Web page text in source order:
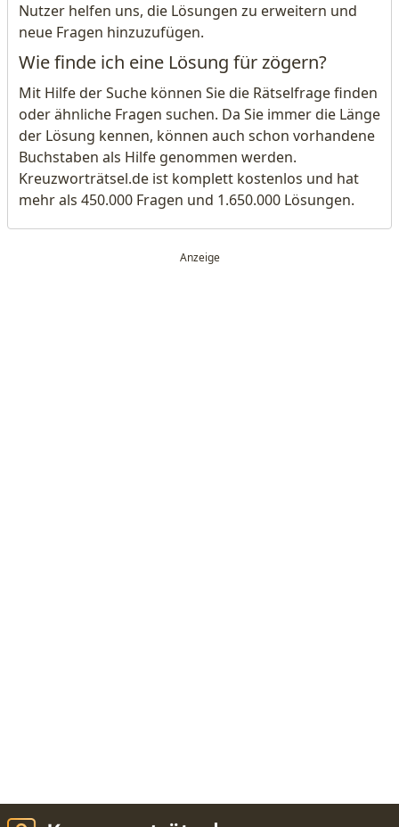
Nutzer helfen uns, die Lösungen zu erweitern und
neue Fragen hinzuzufügen.
Wie finde ich eine Lösung für zögern?
Mit Hilfe der Suche können Sie die Rätselfrage finden
oder ähnliche Fragen suchen. Da Sie immer die Länge
der Lösung kennen, können auch schon vorhandene
Buchstaben als Hilfe genommen werden.
Kreuzworträtsel.de ist komplett kostenlos und hat
mehr als 450.000 Fragen und 1.650.000 Lösungen.